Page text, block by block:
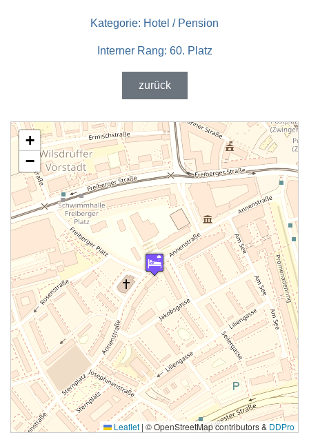
Kategorie: Hotel / Pension
Interner Rang: 60. Platz
zurück
+
−
Leaflet | © OpenStreetMap contributors & DDPro